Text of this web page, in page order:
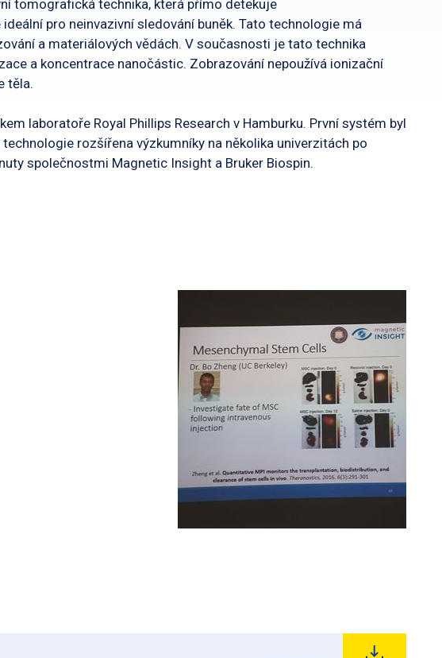
tomografická technika, která přímo detekuje
ideální pro neinvazivní sledování buněk. Tato technologie má
a materiálových vědách. V současnosti je tato technika
a koncentrace nanočástic. Zobrazování nepoužívá ionizační
těla.
laboratoře Royal Phillips Research v Hamburku. První systém byl
rozšířena výzkumníky na několika univerzitách po
společnostmi Magnetic Insight a Bruker Biospin.